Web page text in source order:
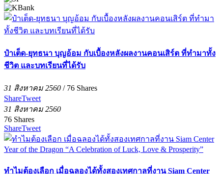
ป๋าเต็ด-ยุทธนา บุญอ้อม กับเบื้องหลังผลงานคอนเสิร์ต ที่ทำมาทั้ง
ชีวิต และบทเรียนที่ได้รับ
31 สิงหาคม 2560 / 76 Shares
ShareTweet
31 สิงหาคม 2560
76 Shares
ShareTweet
ทำไมต้องเลือก เมื่อฉลองได้ทั้งสองเทศกาลที่งาน Siam Center